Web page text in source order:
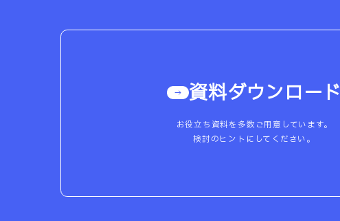
資料ダウンロード
お役立ち資料を多数ご用意しています。
検討のヒントにしてください。